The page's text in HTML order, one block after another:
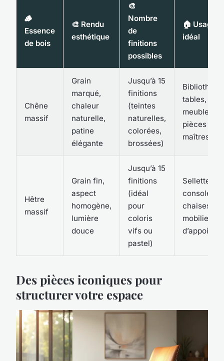
🪵
Essence
de bois
🎨 Rendu
esthétique
🎨
Nombre
de
finitions
possibles
🏠 Usage
idéal
Chêne
massif
Grain
marqué,
chaleur
naturelle,
patine
élégante
Jusqu’à 15
finitions
(teintes
naturelles,
colorées,
brossées)
tables,
meubles
pièces
maîtresses
Hêtre
massif
Grain fin,
aspect
homogène,
lumière
douce
Jusqu’à 15
finitions
(idéal
pour
coloris
vifs ou
pastel)
Sellettes,
consoles,
chaises -
mobilier
d’appoint
Des pièces iconiques pour
structurer votre espace